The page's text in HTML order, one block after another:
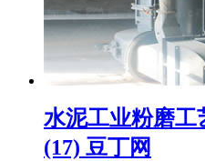
水泥工业粉磨工
(17) 豆丁网